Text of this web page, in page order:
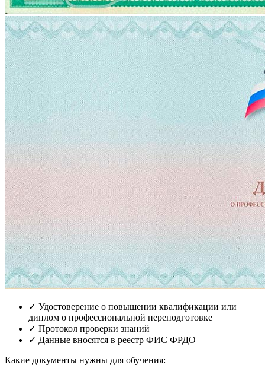
✓ Удостоверение о повышении квалификации или
диплом о профессиональной переподготовке
✓ Протокол проверки знаний
✓ Данные вносятся в реестр ФИС ФРДО
Какие документы нужны для обучения: